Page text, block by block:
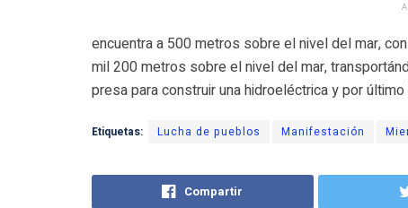
encuentra a 500 metros sobre el nivel del mar,
mil 200 metros sobre el nivel del mar,
presa para construir una hidroeléctrica y por
Etiquetas: Lucha de pueblos Manifestación
Compartir